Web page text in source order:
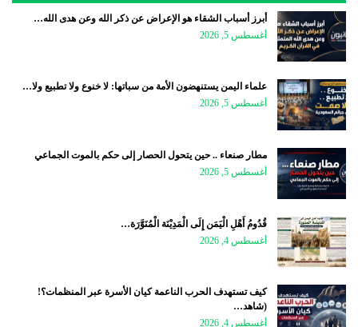
أبرز أسباب الشقاء هو الإعراض عن ذكر الله وعن هدى الله…
أغسطس 5, 2026
علماء اليمن يستنهضون الأمة من سباتها: لا خنوع ولا تطبيع ولا…
أغسطس 5, 2026
مطار صنعاء .. حين يتحول الحصار إلى حكم بالموت الجماعي
أغسطس 5, 2026
قُدُومُ أَهْلِ الْيَمَن إِلَى الْمَدِيْنَة الْمُنَوَّرَة…
أغسطس 4, 2026
كيف تستهدف الحرب الناعمة كيان الأسرة عبر المنظمات؟!
(شاهد…
أغسطس 4, 2026